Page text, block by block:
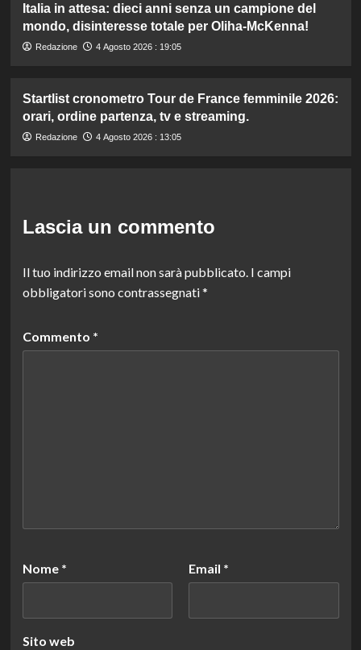
Italia in attesa: dieci anni senza un campione del
mondo, disinteresse totale per Oliha-McKenna!
Redazione 4 Agosto 2026 : 19:05
Startlist cronometro Tour de France femminile 2026:
orari, ordine partenza, tv e streaming.
Redazione 4 Agosto 2026 : 13:05
Lascia un commento
Il tuo indirizzo email non sarà pubblicato. I campi
obbligatori sono contrassegnati*
Commento *
Nome * Email *
Sito web